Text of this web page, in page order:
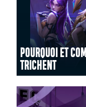
POURQUOI ET
TRICHENT